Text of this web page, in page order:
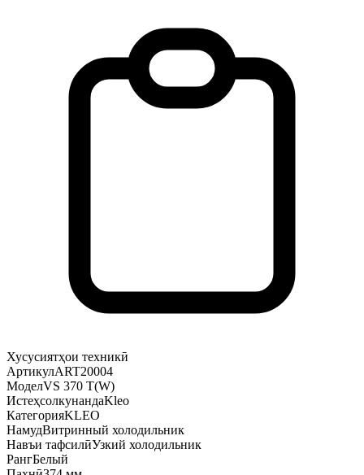
Хусусиятҳои техникӣ
АртикулART20004
МоделVS 370 T(W)
ИстеҳсолкунандаKleo
КатегорияKLEO
НамудВитринный холодильник
Навъи тафсилӣУзкий холодильник
РангБелый